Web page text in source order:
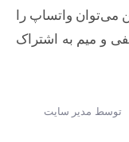
می‌توان واتساپ را
و میم به اشتراک
توسط مدیر سایت